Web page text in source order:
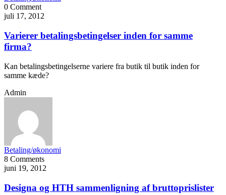
0 Comment
juli 17, 2012
Varierer betalingsbetingelser inden for samme
firma?
Kan betalingsbetingelserne variere fra butik til butik inden for
samme kæde?
Admin
Betaling/økonomi
8 Comments
juni 19, 2012
Designa og HTH sammenligning af bruttoprislister